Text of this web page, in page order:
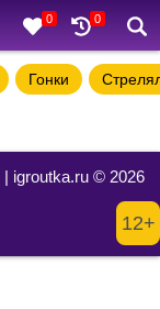
0 0
Гонки
| igroutka.ru © 2026
12+